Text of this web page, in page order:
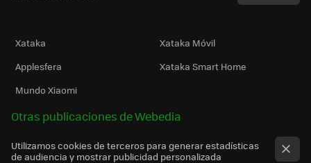
Xataka
Xataka Móvil
Applesfera
Xataka Smart Home
Mundo Xiaomi
Otras publicaciones de Webedia
Utilizamos cookies de terceros para generar estadísticas
de audiencia y mostrar publicidad personalizada